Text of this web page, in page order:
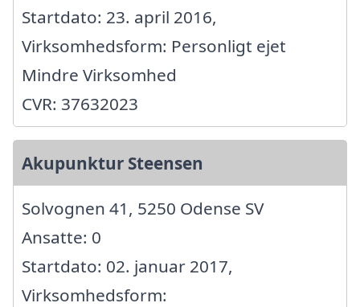
Startdato: 23. april 2016,
Virksomhedsform: Personligt ejet
Mindre Virksomhed
CVR: 37632023
Akupunktur Steensen
Solvognen 41, 5250 Odense SV
Ansatte: 0
Startdato: 02. januar 2017,
Virksomhedsform: